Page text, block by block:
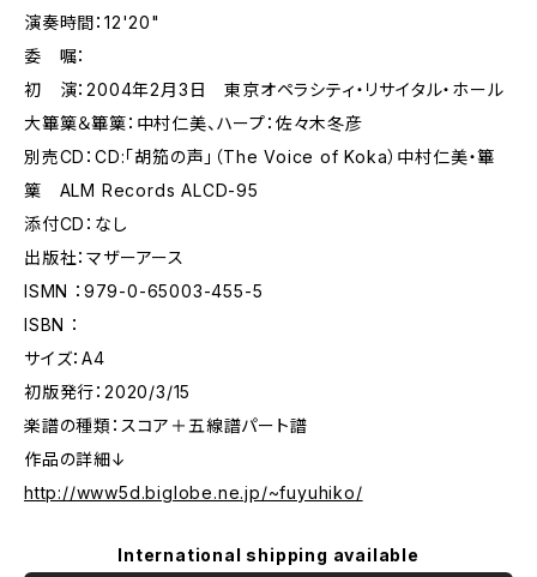
演奏時間：12'20"
委 嘱：
初 演：2004年2月3日 東京オペラシティ・リサイタル・ホール
大篳篥＆篳篥：中村仁美、ハープ：佐々木冬彦
別売CD：CD:「胡笳の声」（The Voice of Koka）中村仁美・篳
篥 ALM Records ALCD-95
添付CD：なし
出版社：マザーアース
ISMN ：979-0-65003-455-5
ISBN ：
サイズ：A4
初版発行：2020/3/15
楽譜の種類：スコア＋五線譜パート譜
作品の詳細↓
http://www5d.biglobe.ne.jp/~fuyuhiko/
International shipping available